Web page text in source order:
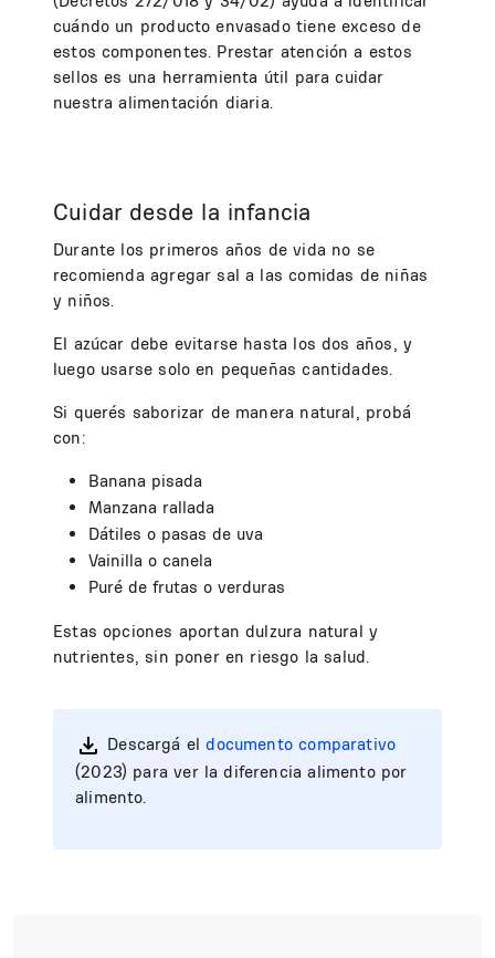
cuándo un producto envasado tiene exceso de
estos componentes. Prestar atención a estos
sellos es una herramienta útil para cuidar
nuestra alimentación diaria.
Cuidar desde la infancia
Durante los primeros años de vida no se
recomienda agregar sal a las comidas de niñas
y niños.
El azúcar debe evitarse hasta los dos años, y
luego usarse solo en pequeñas cantidades.
Si querés saborizar de manera natural, probá
con:
Banana pisada
Manzana rallada
Dátiles o pasas de uva
Vainilla o canela
Puré de frutas o verduras
Estas opciones aportan dulzura natural y
nutrientes, sin poner en riesgo la salud.
Descargá eldocumento comparativo
(2023) para ver la diferencia alimento por
alimento.